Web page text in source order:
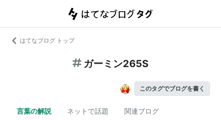
はてなブログ トップ
ガーミン265S
このタグでブログを書く
言葉の解説 ネットで話題 関連ブログ